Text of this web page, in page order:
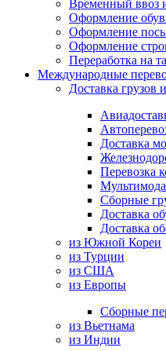
Временный ввоз
Оформление
Оформление
Оформление
Переработка на
Международные
Доставка грузов
Доставка
Перевозка
Сборные
Доставка
Доставка
из Южной Кореи
из Турции
из США
из Европы
Сборные
из Вьетнама
из Индии